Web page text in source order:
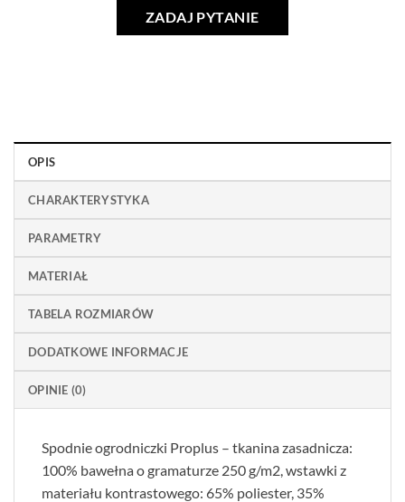
ZADAJ PYTANIE
OPIS
CHARAKTERYSTYKA
PARAMETRY
MATERIAŁ
TABELA ROZMIARÓW
DODATKOWE INFORMACJE
OPINIE (0)
Spodnie ogrodniczki Proplus – tkanina zasadnicza:
100% bawełna o gramaturze 250 g/m2, wstawki z
materiału kontrastowego: 65% poliester, 35%